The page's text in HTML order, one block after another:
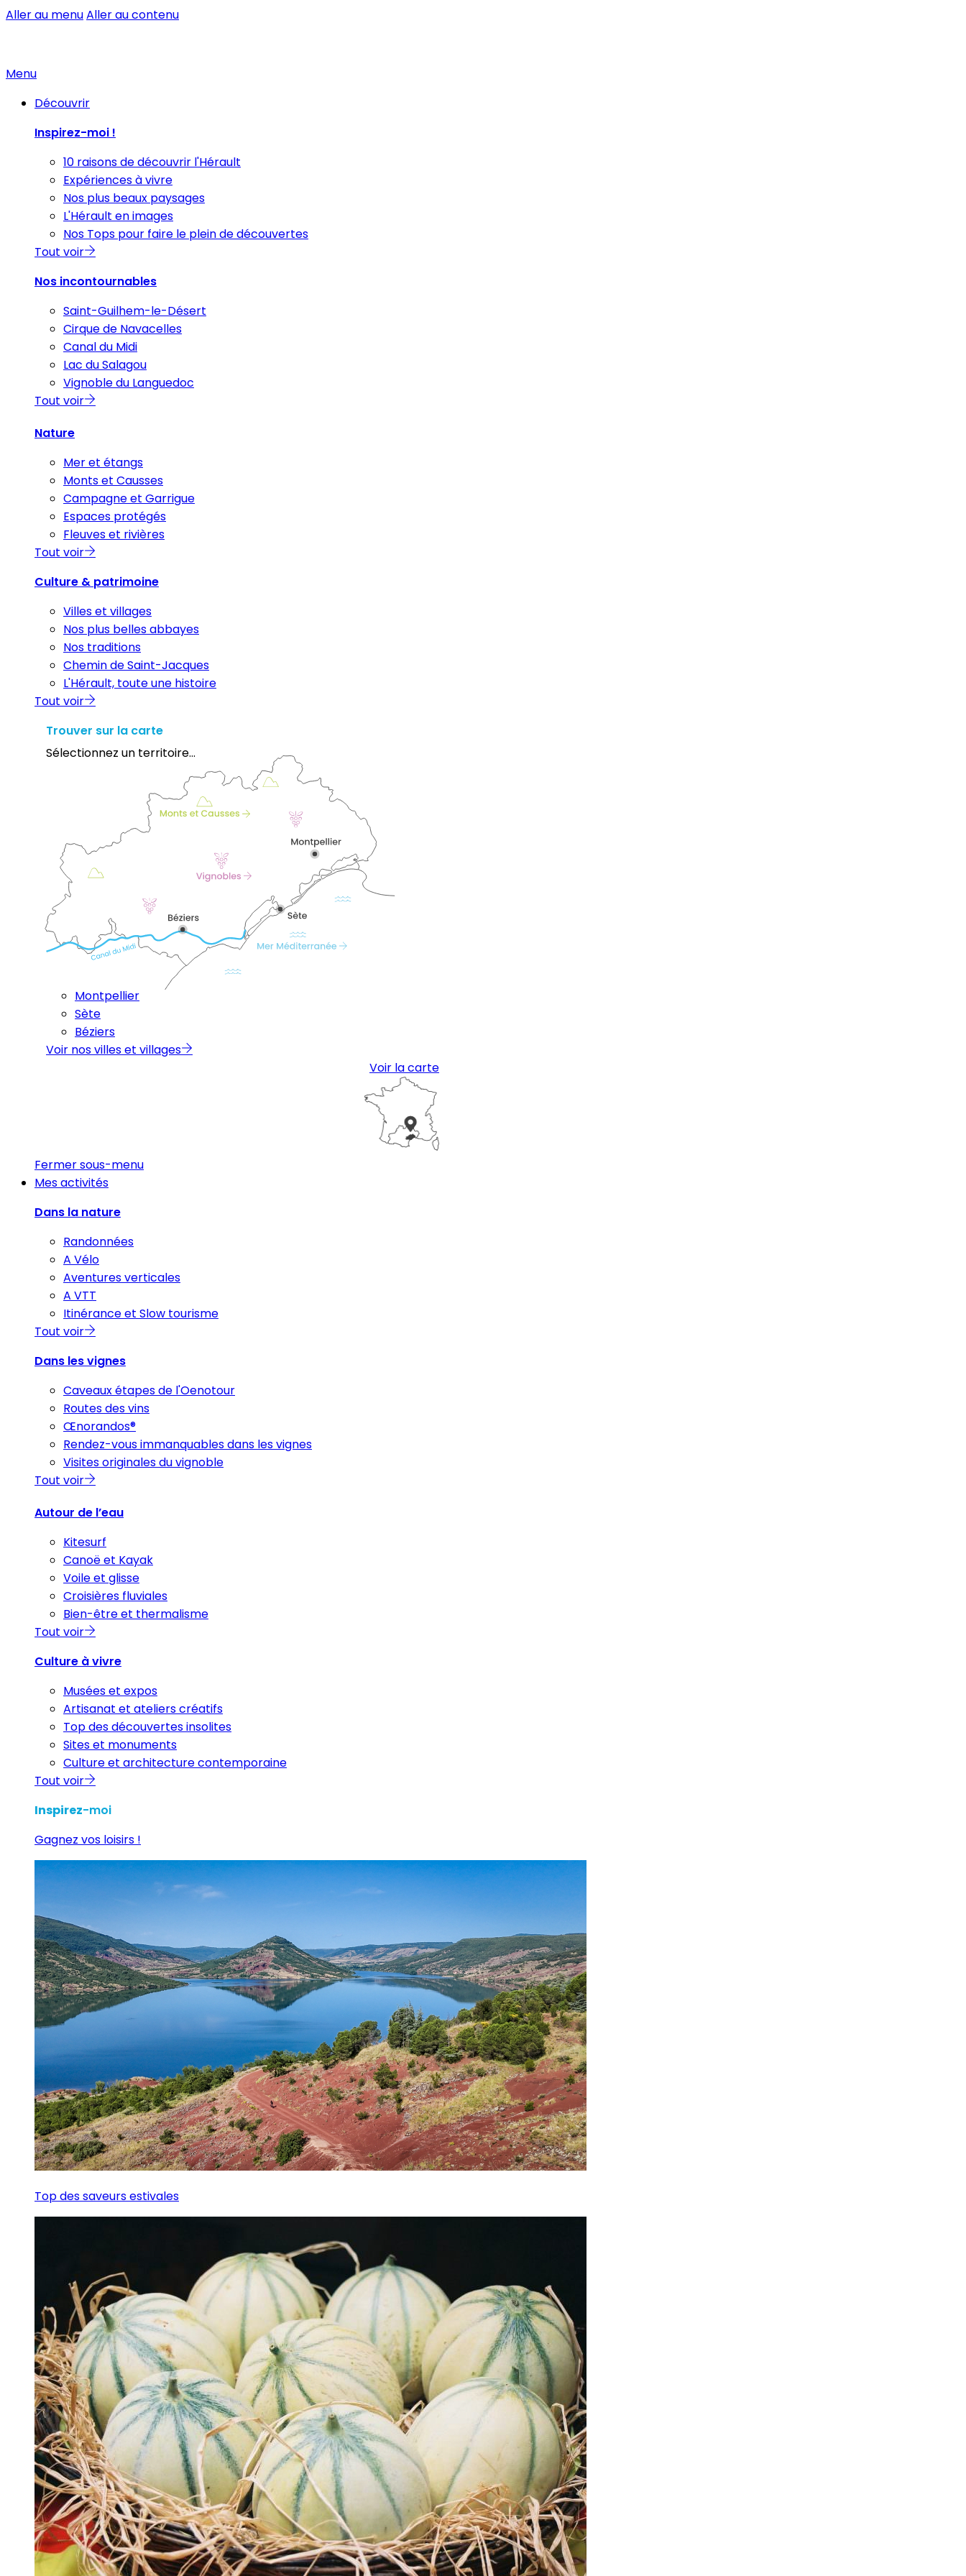
Aller au menuAller au contenu
Menu
Découvrir
Inspirez-moi !
10 raisons de découvrir l'Hérault
Expériences à vivre
Nos plus beaux paysages
L'Hérault en images
Nos Tops pour faire le plein de découvertes
Tout voir
Nos incontournables
Saint-Guilhem-le-Désert
Cirque de Navacelles
Canal du Midi
Lac du Salagou
Vignoble du Languedoc
Tout voir
Nature
Mer et étangs
Monts et Causses
Campagne et Garrigue
Espaces protégés
Fleuves et rivières
Tout voir
Culture & patrimoine
Villes et villages
Nos plus belles abbayes
Nos traditions
Chemin de Saint-Jacques
L'Hérault, toute une histoire
Tout voir
Trouver sur la carte
Sélectionnez un territoire...
Montpellier
Sète
Béziers
Voir nos villes et villages
Voir la carte
Fermer sous-menu
Mes activités
Dans la nature
Randonnées
A Vélo
Aventures verticales
A VTT
Itinérance et Slow tourisme
Tout voir
Dans les vignes
Caveaux étapes de l'Oenotour
Routes des vins
Œnorandos®
Rendez-vous immanquables dans les vignes
Visites originales du vignoble
Tout voir
Autour de l’eau
Kitesurf
Canoë et Kayak
Voile et glisse
Croisières fluviales
Bien-être et thermalisme
Tout voir
Culture à vivre
Musées et expos
Artisanat et ateliers créatifs
Top des découvertes insolites
Sites et monuments
Culture et architecture contemporaine
Tout voir
Inspirez-moi
Gagnez vos loisirs !
Top des saveurs estivales